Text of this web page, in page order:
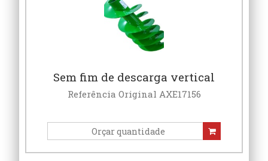
Sem fim de descarga vertical
Referência Original AXE17156